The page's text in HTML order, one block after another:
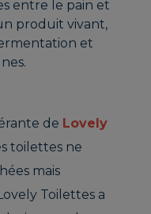
entre le pain et
produit vivant,
et
de Lovely
toilettes ne
mais
Toilettes a